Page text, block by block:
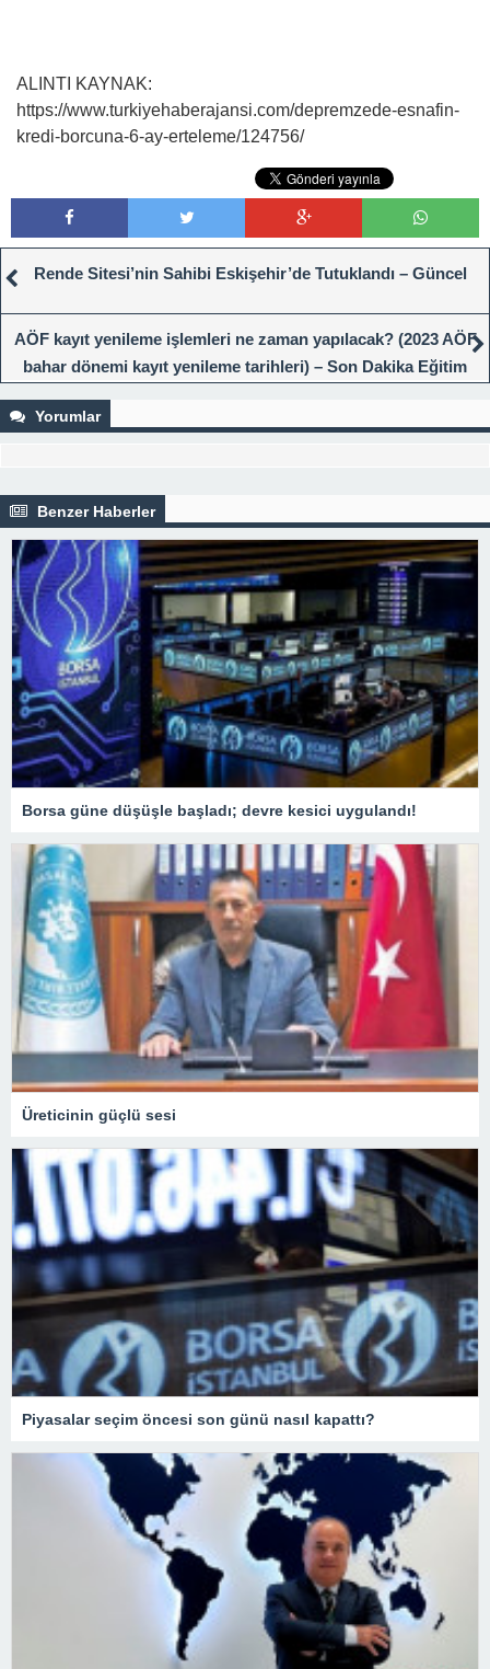
ALINTI KAYNAK:
https://www.turkiyehaberajansi.com/depremzede-esnafin-
kredi-borcuna-6-ay-erteleme/124756/
Rende Sitesi’nin Sahibi Eskişehir’de Tutuklandı – Güncel
AÖF kayıt yenileme işlemleri ne zaman yapılacak? (2023 AÖF
bahar dönemi kayıt yenileme tarihleri) – Son Dakika Eğitim
Yorumlar
Benzer Haberler
Borsa güne düşüşle başladı; devre kesici uygulandı!
Üreticinin güçlü sesi
Piyasalar seçim öncesi son günü nasıl kapattı?